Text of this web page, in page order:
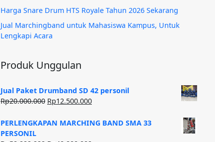
Harga Snare Drum HTS Royale Tahun 2026 Sekarang
Jual Marchingband untuk Mahasiswa Kampus, Untuk
Lengkapi Acara
Produk Unggulan
Jual Paket Drumband SD 42 personil
Rp20.000.000 Harga
adalah:
Rp12.500.000Harga
ini
PERLENGKAPAN MARCHING BAND SMA 33
PERSONIL